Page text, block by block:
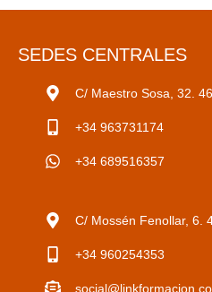
SEDES CENTRALES
C/ Maestro Sosa, 32.
+34 963731174
+34 689516357
C/ Mossén Fenollar, 6.
+34 960254353